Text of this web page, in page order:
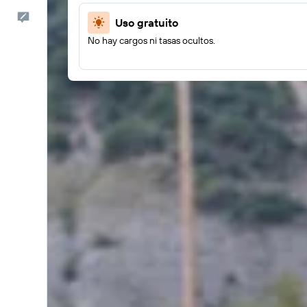
Comentarios Uso gratuito
No hay cargos ni tasas ocultos.